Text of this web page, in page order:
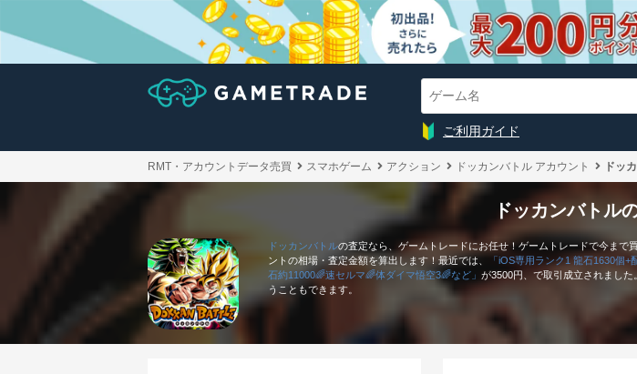
ご利用ガイド
RMT・アカウントデータ売買 スマホゲーム アクション ドッカンバトル アカウント ドッ
ドッカンバトル
ドッカンバトルの査定なら、ゲームトレードにお任せ！ゲームトレードで今ま
ントの相場・査定金額を算出します！最近では、
「iOS専用ランク1 龍石1630個
石約11000🌈速セルマ🌈体ダイマ悟空3🌈など」 が3500円、で取引成立されました。
うこともできます。